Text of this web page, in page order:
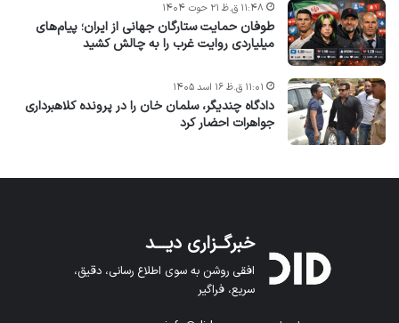
طوفان حمایت ستارگان جهانی از ایران؛ پیام‌های
میلیاردی روایت غرب را به چالش کشید
۱۱:۴۸ ق.ظ ۲۱ حوت ۱۴۰۴
دادگاه چندیگر، سلمان خان را در پرونده کلاهبرداری
جواهرات احضار کرد
۱۱:۰۱ ق.ظ ۱۶ اسد ۱۴۰۵
خبرگــزاری دیـــد
افقی روشن به سوی اطلاع رسانی، دقیق،
سریع، فراگیر